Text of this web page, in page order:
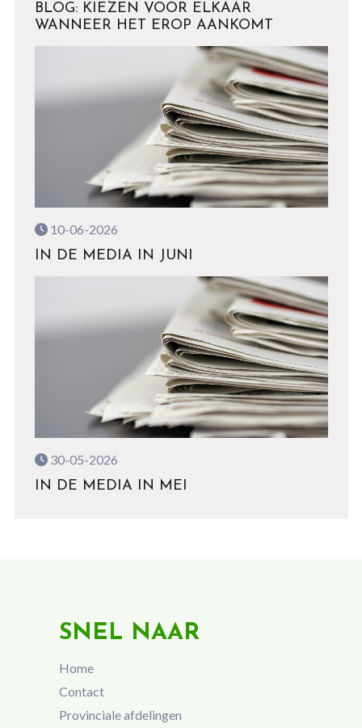
BLOG: KIEZEN VOOR ELKAAR
WANNEER HET EROP AANKOMT
10-06-2026
IN DE MEDIA IN JUNI
30-05-2026
IN DE MEDIA IN MEI
SNEL NAAR
Home
Contact
Provinciale afdelingen